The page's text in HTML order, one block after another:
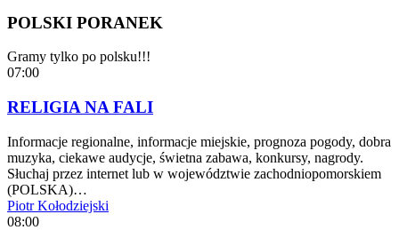
POLSKI PORANEK
Gramy tylko po polsku!!!
07:00
RELIGIA NA FALI
Informacje regionalne, informacje miejskie, prognoza pogody, dobra
muzyka, ciekawe audycje, świetna zabawa, konkursy, nagrody.
Słuchaj przez internet lub w województwie zachodniopomorskiem
(POLSKA)…
Piotr Kołodziejski
08:00